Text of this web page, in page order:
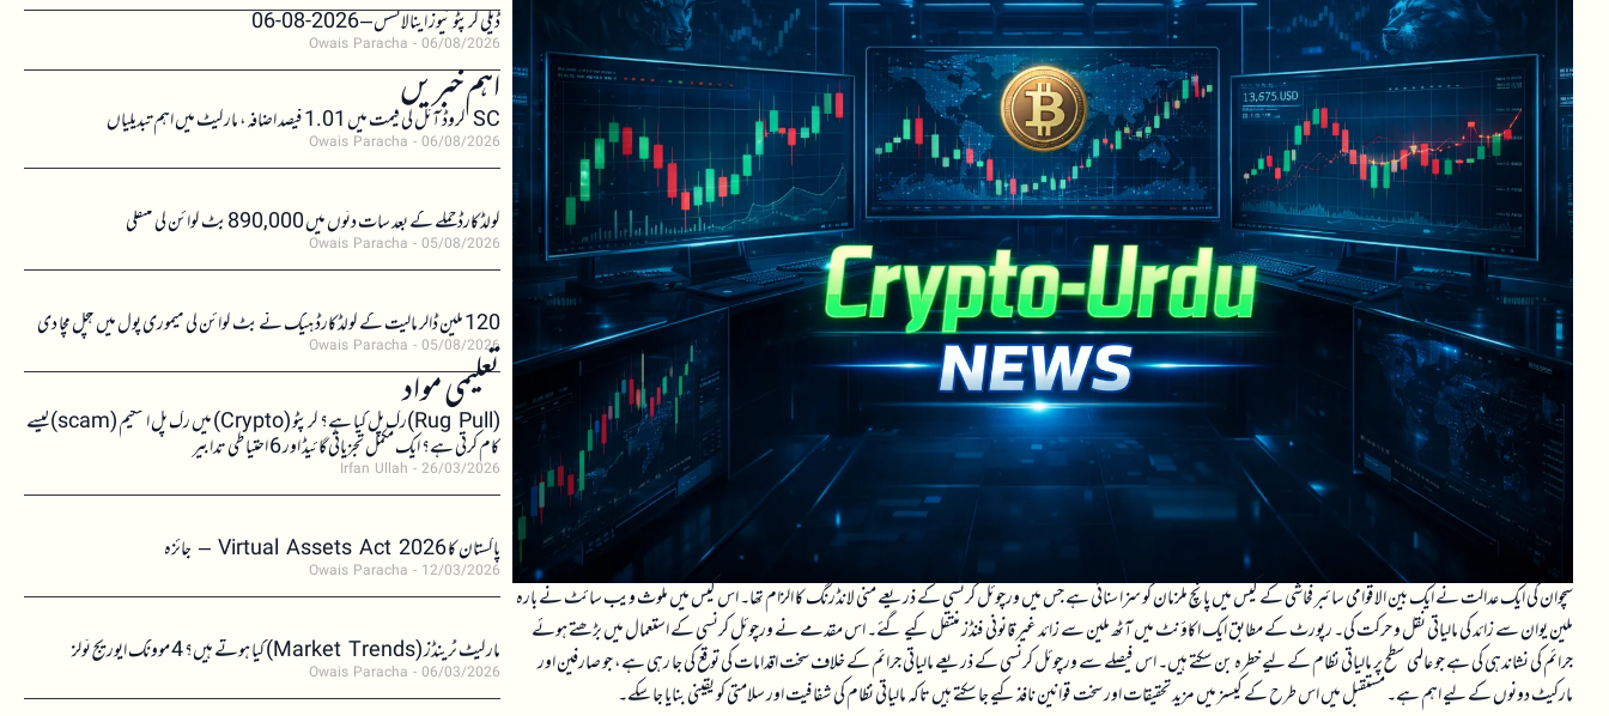
سچوان کی ایک عدالت نے ایک بین الاقوامی سائبر فحاشی کے کیس میں پانچ ملزمان کو سزا سنائی ہے جس میں ورچوئل کرنسی کے ذریعے منی لانڈرنگ کا الزام تھا۔ اس کیس میں ملوث ویب سائٹ نے بارہ
ملین یوان سے زائد کی مالیاتی نقل و حرکت کی۔ رپورٹ کے مطابق ایک اکاؤنٹ میں آٹھ ملین سے زائد غیر قانونی فنڈز منتقل کیے گئے۔ اس مقدمے نے ورچوئل کرنسی کے استعمال میں بڑھتے ہوئے
جرائم کی نشاندہی کی ہے جو عالمی سطح پر مالیاتی نظام کے لیے خطرہ بن سکتے ہیں۔ اس فیصلے سے ورچوئل کرنسی کے ذریعے مالیاتی جرائم کے خلاف سخت اقدامات کی توقع کی جا رہی ہے، جو صارفین اور
مارکیٹ دونوں کے لیے اہم ہے۔ مستقبل میں اس طرح کے کیسز میں مزید تحقیقات اور سخت قوانین نافذ کیے جا سکتے ہیں تاکہ مالیاتی نظام کی شفافیت اور سلامتی کو یقینی بنایا جا سکے۔
ڈیلی کرپٹو نیوز اینالائسس – 2026-08-06
Owais Paracha 06/08/2026
اہم خبریں
SC کروڈ آئل کی قیمت میں 1.01 فیصد اضافہ، مارکیٹ میں اہم تبدیلیاں
Owais Paracha 06/08/2026
کولڈکارڈ حملے کے بعد سات دنوں میں 890,000 بٹ کوائن کی منتقلی
Owais Paracha 05/08/2026
120 ملین ڈالر مالیت کے کولڈکارڈ ہیک نے بٹ کوائن کی میموری پول میں ہلچل مچا دی
Owais Paracha 05/08/2026
تعلیمی مواد (Rug Pull)رگ پل کیا ہے؟ کرپٹو (Crypto) میں رگ پل اسکیم (scam)کیسے
کام کرتی ہے؟ ایک مکمل تجزیاتی گائیڈ اور 6 احتیاطی تدابیر
Irfan Ullah 26/03/2026
پاکستان کا Virtual Assets Act 2026 – جائزہ
Owais Paracha 12/03/2026
مارکیٹ ٹرینڈز (Market Trends) کیا ہوتے ہیں؟ 4 موونگ ایوریج ٹولز
Owais Paracha 06/03/2026